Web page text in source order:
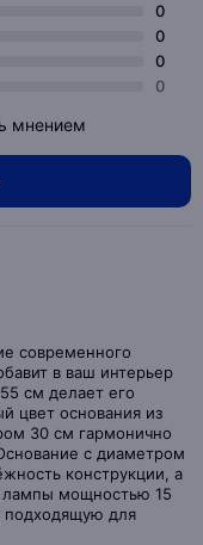
0
0
0
0
мнением
современного
в ваш интерьер
см делает его
цвет основания из
30 см гармонично
с диаметром
конструкции, а
лампы мощностью 15
подходящую для